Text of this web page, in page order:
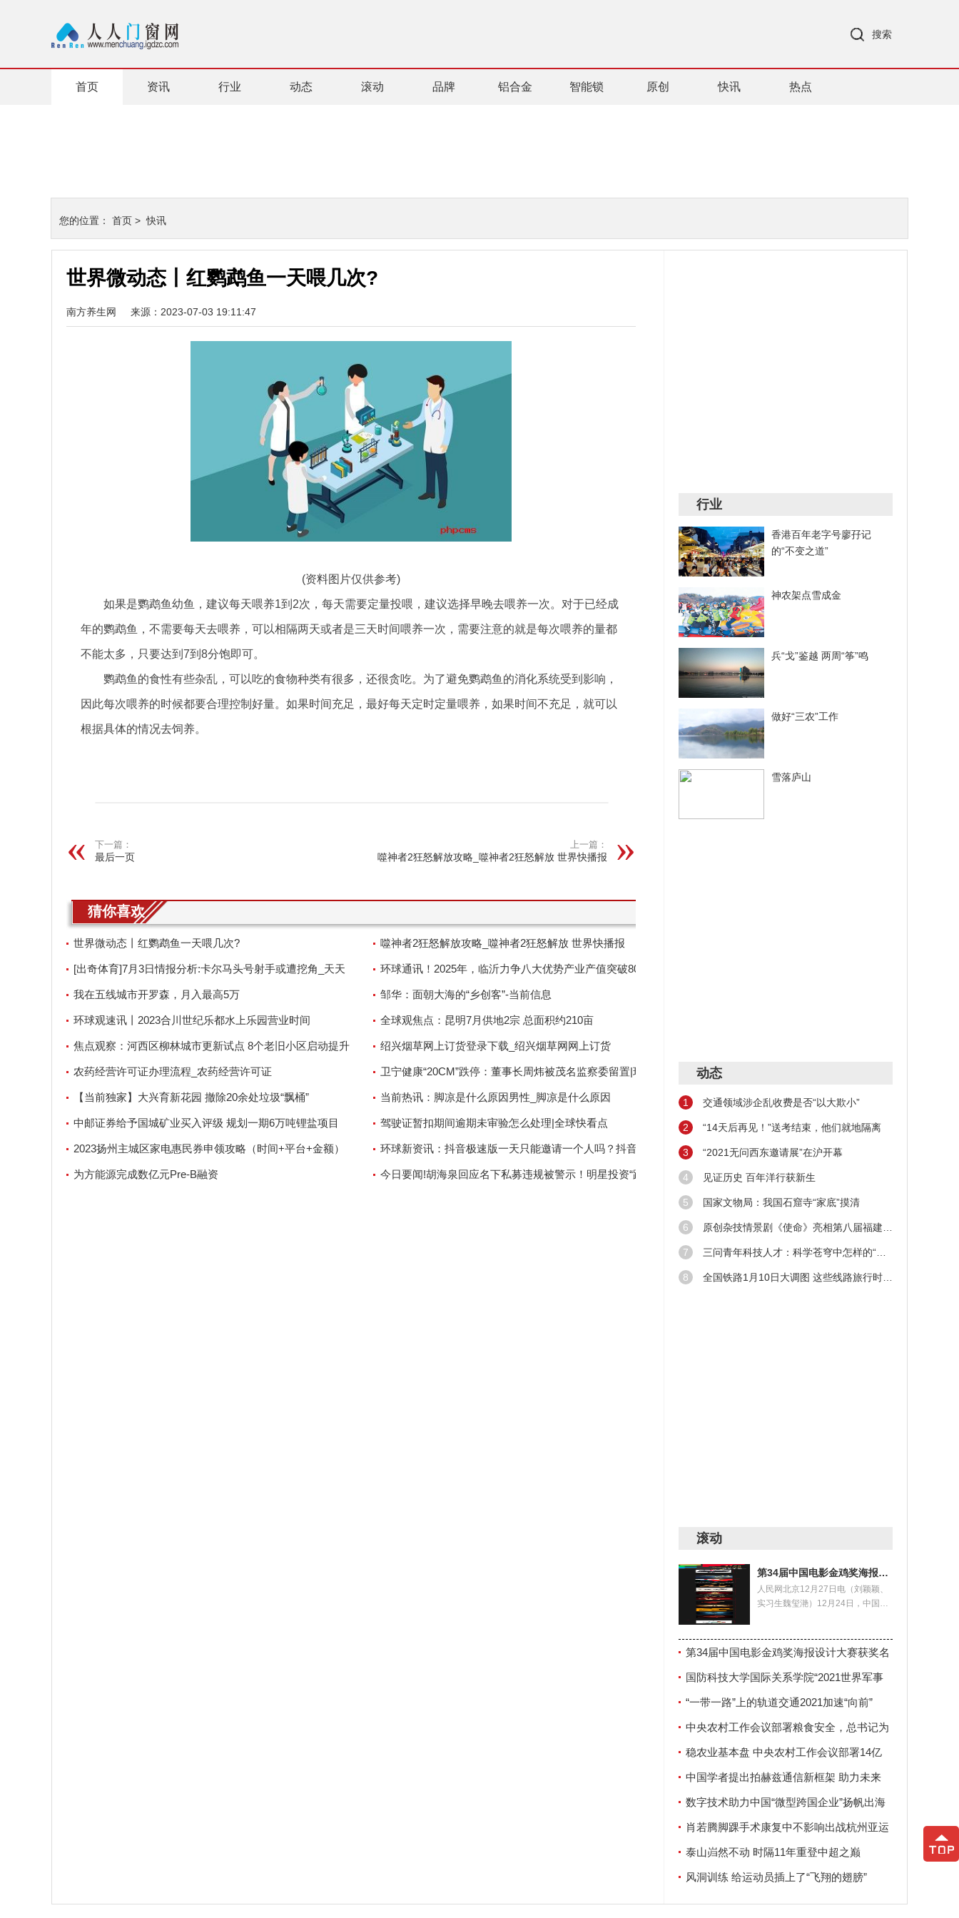
搜索
首页 资讯 行业 动态 滚动 品牌 铝合金 智能锁 原创 快讯 热点
您的位置： 首页 >快讯
世界微动态丨红鹦鹉鱼一天喂几次?
南方养生网 来源：2023-07-03 19:11:47
(资料图片仅供参考)
如果是鹦鹉鱼幼鱼，建议每天喂养1到2次，每天需要定量投喂，建议选择早晚去喂养一次。对于已经成
年的鹦鹉鱼，不需要每天去喂养，可以相隔两天或者是三天时间喂养一次，需要注意的就是每次喂养的量都
不能太多，只要达到7到8分饱即可。
鹦鹉鱼的食性有些杂乱，可以吃的食物种类有很多，还很贪吃。为了避免鹦鹉鱼的消化系统受到影响，
因此每次喂养的时候都要合理控制好量。如果时间充足，最好每天定时定量喂养，如果时间不充足，就可以
根据具体的情况去饲养。
下一篇：
最后一页
上一篇：
噬神者2狂怒解放攻略_噬神者2狂怒解放 世界快播报
猜你喜欢
世界微动态丨红鹦鹉鱼一天喂几次? 噬神者2狂怒解放攻略_噬神者2狂怒解放 世界快播报
[出奇体育]7月3日情报分析:卡尔马头号射手或遭挖角_天天
报道
环球通讯！2025年，临沂力争八大优势产业产值突破8000
亿元
我在五线城市开罗森，月入最高5万 邹华：面朝大海的“乡创客”-当前信息
环球观速讯丨2023合川世纪乐都水上乐园营业时间 全球观焦点：昆明7月供地2宗 总面积约210亩
焦点观察：河西区柳林城市更新试点 8个老旧小区启动提升
改造
绍兴烟草网上订货登录下载_绍兴烟草网网上订货
农药经营许可证办理流程_农药经营许可证 卫宁健康“20CM”跌停：董事长周炜被茂名监察委留置|环球
微资讯
【当前独家】大兴育新花园 撤除20余处垃圾“飘桶” 当前热讯：脚凉是什么原因男性_脚凉是什么原因
中邮证券给予国城矿业买入评级 规划一期6万吨锂盐项目
坚定转型锂资源的步伐_全球快看点
驾驶证暂扣期间逾期未审验怎么处理|全球快看点
2023扬州主城区家电惠民券申领攻略（时间+平台+金额） 环球新资讯：抖音极速版一天只能邀请一个人吗？抖音极速
版是什么？
为方能源完成数亿元Pre-B融资 今日要闻!胡海泉回应名下私募违规被警示！明星投资“踩
行业
香港百年老字号廖孖记
的“不变之道”
神农架点雪成金
兵“戈”鉴越 两周“筝”鸣
做好“三农”工作
雪落庐山
动态
1 交通领域涉企乱收费是否“以大欺小”
2 “14天后再见！”送考结束，他们就地隔离
3 “2021无问西东邀请展”在沪开幕
4 见证历史 百年洋行获新生
5 国家文物局：我国石窟寺“家底”摸清
6 原创杂技情景剧《使命》亮相第八届福建艺术节
7 三问青年科技人才：科学苍穹中怎样的“新星”在闪耀
8 全国铁路1月10日大调图 这些线路旅行时间缩短！
滚动
第34届中国电影金鸡奖海报设计大赛获奖名单揭晓
人民网北京12月27日电（刘颖颖、
实习生魏玺滟）12月24日，中国电
第34届中国电影金鸡奖海报设计大赛获奖名
单揭晓
国防科技大学国际关系学院“2021世界军事
安全论坛”在南京举行
“一带一路”上的轨道交通2021加速“向前”
中央农村工作会议部署粮食安全，总书记为
何强调这两个字？
稳农业基本盘 中央农村工作会议部署14亿
人“饭碗”大事
中国学者提出拍赫兹通信新框架 助力未来
6G发展
数字技术助力中国“微型跨国企业”扬帆出海
肖若腾脚踝手术康复中不影响出战杭州亚运
会泰山岿然不动 时隔11年重登中超之巅
风洞训练 给运动员插上了“飞翔的翅膀”